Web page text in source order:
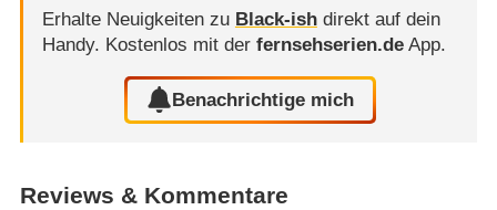
Erhalte Neuigkeiten zu Black-ishdirekt auf dein
Handy. Kostenlos mit der fernsehserien.deApp.
Benachrichtige mich
Reviews & Kommentare